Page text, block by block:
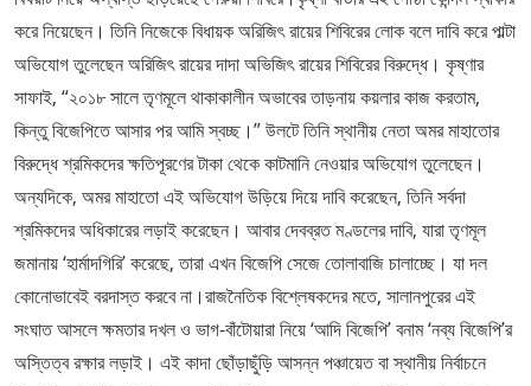
করে নিয়েছেন। তিনি নিজেকে বিধায়ক অরিজিৎ রায়ের শিবিরের লোক বলে দাবি করে পাল্টা
অভিযোগ তুলেছেন অরিজিৎ রায়ের দাদা অভিজিৎ রায়ের শিবিরের বিরুদ্ধে। কৃষ্ণার
সাফাই, “২০১৮ সালে তৃণমূলে থাকাকালীন অভাবের তাড়নায় কয়লার কাজ করতাম,
কিন্তু বিজেপিতে আসার পর আমি স্বচ্ছ।” উলটে তিনি স্থানীয় নেতা অমর মাহাতোর
বিরুদ্ধে শ্রমিকদের ক্ষতিপূরণের টাকা থেকে কাটমানি নেওয়ার অভিযোগ তুলেছেন। ​
অন্যদিকে, অমর মাহাতো এই অভিযোগ উড়িয়ে দিয়ে দাবি করেছেন, তিনি সর্বদা
শ্রমিকদের অধিকারের লড়াই করেছেন। আবার দেবব্রত মণ্ডলের দাবি, যারা তৃণমূল
জমানায় ‘হার্মাদগিরি’ করেছে, তারা এখন বিজেপি সেজে তোলাবাজি চালাচ্ছে। যা দল
কোনোভাবেই বরদাস্ত করবে না। ​রাজনৈতিক বিশ্লেষকদের মতে, সালানপুরের এই
সংঘাত আসলে ক্ষমতার দখল ও ভাগ-বাঁটোয়ারা নিয়ে ‘আদি বিজেপি’ বনাম ‘নব্য বিজেপি’র
অস্তিত্ব রক্ষার লড়াই। এই কাদা ছোঁড়াছুঁড়ি আসন্ন পঞ্চায়েত বা স্থানীয় নির্বাচনে